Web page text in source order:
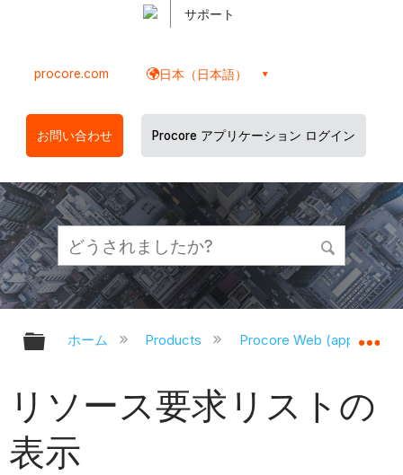
サポート
procore.com 日本（日本語）
お問い合わせ Procore アプリケーション ログイン
グローバル階層を展開/折りたたむ
ホーム Products Procore Web
リソース要求リストの
表示